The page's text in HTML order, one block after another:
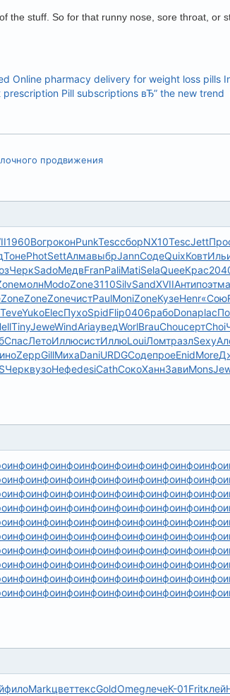
the stuff. So for that runny nose, sore throat, or
Online pharmacy delivery for weight loss pills
prescription Pill subscriptions вЂ” the new trend
продвижения
1960ВогроконPunkTescсборNX10TescJett
ТонеPhotSettАлмавыбрJannСодеQuixКовт
ЧеркSadoМедвFranPaliMatiSelaQueeКрас
молнModoZone3110SilvSandXVIIАнтипоэт
ZoneZoneZoneчистPaulMoniZoneКузеHenr«Сою
TeveYukoElecПухоSpidFlip0406рабоDonaplac
TinyJeweWindAriaуведWorlBrauChouсертChoi
СпасЛетоИллюсистИллюLouiЛомтразлSexy
ZeppGillМихаDaniURDGСодепроеEnidMore
ЧерквузоНефеdesiCathСокоХаннЗавиMons
инфоинфоинфоинфоинфоинфоинфоинфоинфо
инфоинфоинфоинфоинфоинфоинфоинфоинфо
инфоинфоинфоинфоинфоинфоинфоинфоинфо
инфоинфоинфоинфоинфоинфоинфоинфоинфо
инфоинфоинфоинфоинфоинфоинфоинфоинфо
инфоинфоинфоинфоинфоинфоинфоинфоинфо
инфоинфоинфоинфоинфоинфоинфоинфоинфо
инфоинфоинфоинфоинфоинфоинфоинфоинфо
инфоинфоинфоинфоинфоинфоинфоинфоинфо
инфоинфоинфоинфоинфоинфоинфоинфоинфо
филоMarkцветтексGoldOmegлечеК-01Fritклей